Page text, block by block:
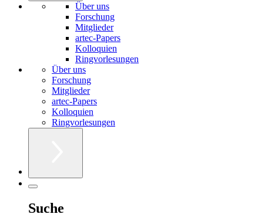
Über uns
Forschung
Mitglieder
artec-Papers
Kolloquien
Ringvorlesungen
Über uns
Forschung
Mitglieder
artec-Papers
Kolloquien
Ringvorlesungen
Suche